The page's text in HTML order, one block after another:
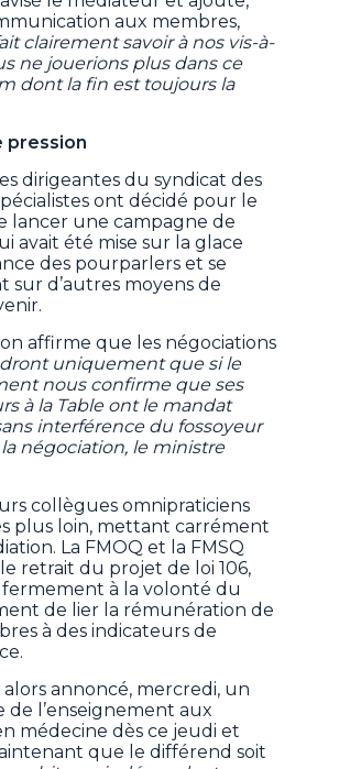
aux membres,
clairement savoir à nos vis-à-
ne jouerions plus dans ce
dont la fin est toujours la
pression
dirigeantes du syndicat des
ont décidé pour le
lancer une campagne de
avait été mise sur la glace
des pourparlers et se
sur d’autres moyens de
affirme que les négociations
uniquement que si le
nous confirme que ses
à la Table ont le mandat
interférence du fossoyeur
négociation, le ministre
collègues omnipraticiens
plus loin, mettant carrément
La FMOQ et la FMSQ
retrait du projet de loi 106,
fermement à la volonté du
de lier la rémunération de
à des indicateurs de
alors annoncé, mercredi, un
de l’enseignement aux
médecine dès ce jeudi et
que le différend soit